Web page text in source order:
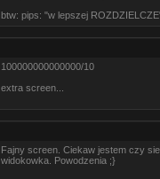
btw: pips: "w lepszej
100000000000000/10
extra screen...
Fajny screen. Ciekaw jestem czy
widokowka. Powodzenia ;}